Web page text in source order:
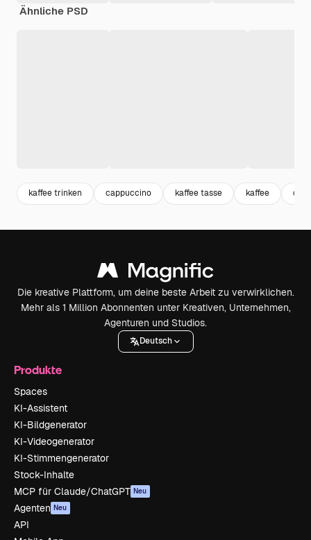
Ähnliche PSD
kaffee trinken cappuccino kaffee tasse kaffee
Die kreative Plattform, um deine beste Arbeit zu verwirklichen.
Mehr als 1 Million Abonnenten unter Kreativen, Unternehmen,
Agenturen und Studios.
Deutsch
Produkte
Spaces
KI-Assistent
KI-Bildgenerator
KI-Videogenerator
KI-Stimmengenerator
Stock-Inhalte
MCP für Claude/ChatGPT Neu
Agenten Neu
API